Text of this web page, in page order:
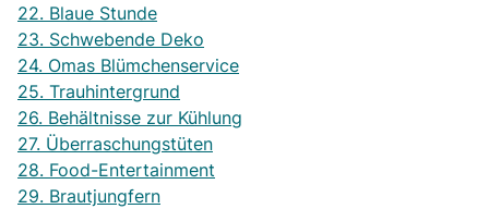
22. Blaue Stunde
23. Schwebende Deko
24. Omas Blümchenservice
25. Trauhintergrund
26. Behältnisse zur Kühlung
27. Überraschungstüten
28. Food-Entertainment
29. Brautjungfern